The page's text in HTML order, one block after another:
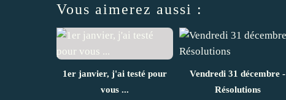
Vous aimerez aussi :
1er janvier, j'ai testé pour
vous ...
Vendredi 31 décembre -
Résolutions